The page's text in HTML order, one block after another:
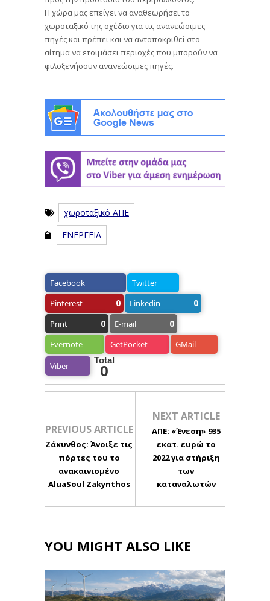
Η χώρα μας επείγει να αναθεωρήσει το
χωροταξικό της σχέδιο για τις ανανεώσιμες
πηγές και πρέπει και να ανταποκριθεί στο
αίτημα να ετοιμάσει περιοχές που μπορούν να
φιλοξενήσουν ανανεώσιμες πηγές.
χωροταξικό ΑΠΕ
ΕΝΕΡΓΕΙΑ
Facebook
Twitter
Pinterest
0 Linkedin 0
Print 0 E-mail 0
Evernote GetPocket GMail
Viber
Total
0
PREVIOUS ARTICLE
Ζάκυνθος: Άνοιξε τις
πόρτες του το
ανακαινισμένο
AluaSoul Zakynthos
NEXT ARTICLE
ΑΠΕ: «Ένεση» 935
εκατ. ευρώ το
2022 για στήριξη
των
καταναλωτών
YOU MIGHT ALSO LIKE